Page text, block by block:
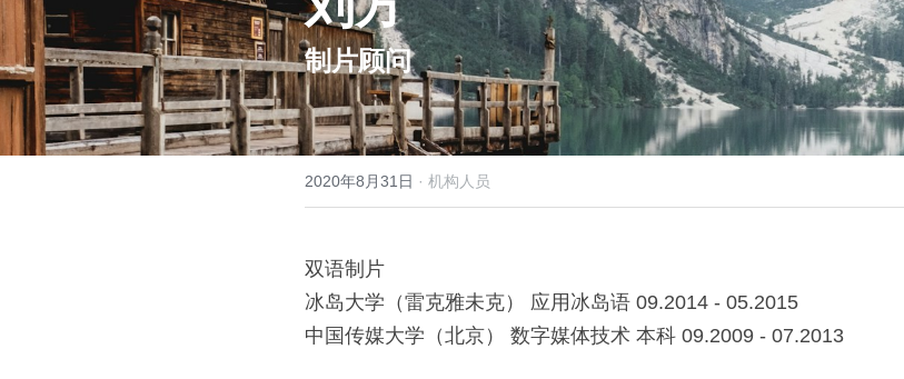
制片顾问
2020年8月31日 · 机构人员
双语制⽚
冰岛⼤学（雷克雅未克） 应⽤冰岛语 09.2014 - 05.2015
中国传媒⼤学（北京） 数字媒体技术 本科 09.2009 - 07.2013